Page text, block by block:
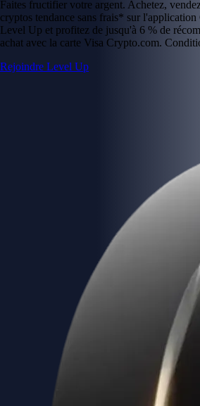
Faites fructifier votre argent. Achetez,
cryptos tendance sans frais* sur
Level Up et profitez de jusqu'à 6 % de
achat avec la carte Visa Crypto.com.
Rejoindre Level Up